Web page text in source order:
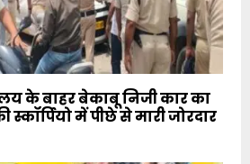
के बाहर बेकाबू निजी कार का
में पीछे से मारी जोरदार